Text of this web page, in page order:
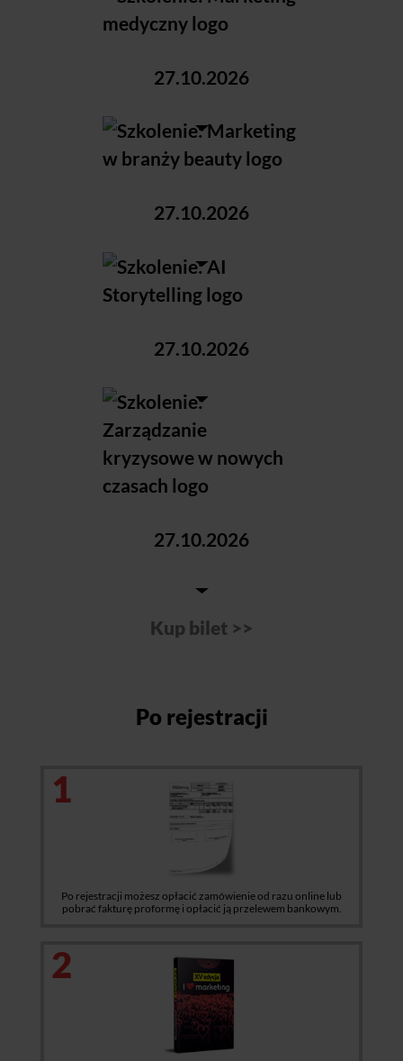
Po rejestracji
1
Po rejestracji możesz opłacić zamówienie od razu online lub
pobrać fakturę proformę i opłacić ją przelewem bankowym.
2